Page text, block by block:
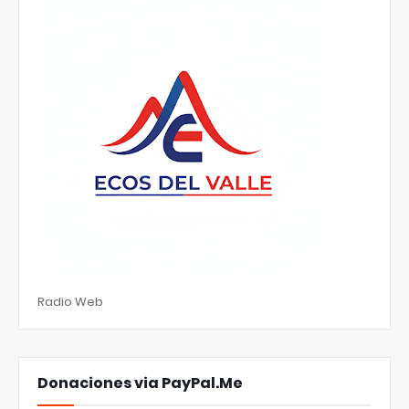
Radio Web
Donaciones via PayPal.Me